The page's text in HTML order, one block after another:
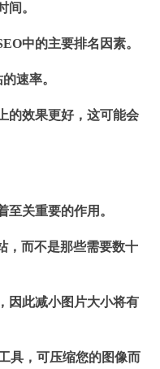
间。
中的主要排名因素。
速率。
的效果更好，这可能会
至关重要的作用。
，而不是那些需要数十
因此减小图片大小将有
具，可压缩您的图像而